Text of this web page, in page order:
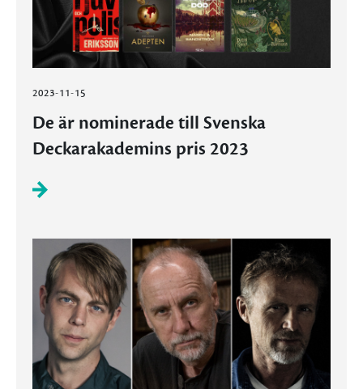
2023-11-15
De är nominerade till Svenska
Deckarakademins pris 2023